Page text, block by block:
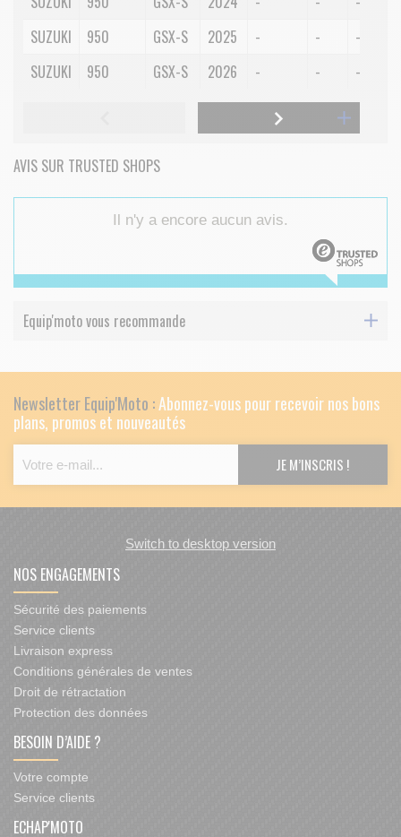
SUZUKI
950 GSX-S 2025 - -
-
SUZUKI
950 GSX-S 2026 - - -
AVIS SUR TRUSTED SHOPS
Il n'y a encore aucun avis.
Equip'moto vous recommande
Newsletter Equip'Moto :Abonnez-vous pour recevoir nos bons
plans, promos et nouveautés
Switch to desktop version
NOS ENGAGEMENTS
Sécurité des paiements
Service clients
Livraison express
Conditions générales de ventes
Droit de rétractation
Protection des données
BESOIN D’AIDE ?
Votre compte
Service clients
ECHAP'MOTO